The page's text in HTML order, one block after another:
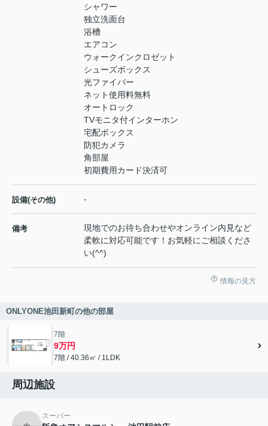
シャワー
独立洗面台
浴槽
エアコン
ウォークインクロゼット
シューズボックス
光ファイバー
ネット使用料無料
オートロック
TVモニタ付インターホン
宅配ボックス
防犯カメラ
角部屋
初期費用カード決済可
設備(その他) -
備考
現地でのお待ち合わせやオンライン内見など
柔軟に対応可能です！お気軽にご相談くださ
い(^^)
情報の見方
ONLYONE池田新町の他の部屋
7階
9万円
7階 / 40.36㎡ / 1LDK
周辺施設
スーパー